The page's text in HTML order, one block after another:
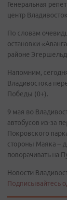
Генеральная
центр
По словам
остановки
районе
Напомним,
Владивостока
Победы (0+).
9 мая во
автобусов из-за
Покровского
стороны Маяка –
поворачивать на
Новости
Подписывайтесь